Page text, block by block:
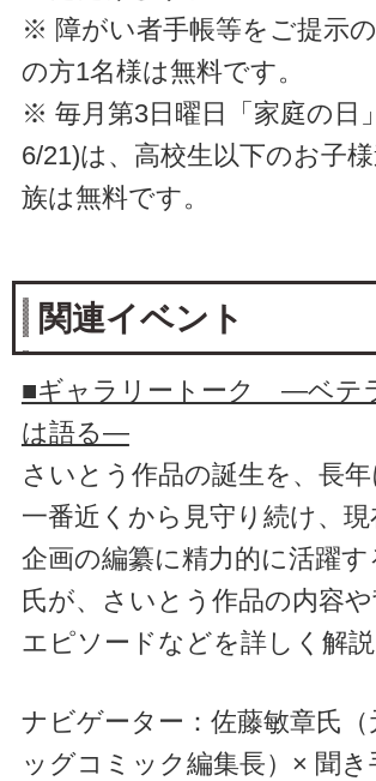
※ 障がい者手帳等をご提示
の方1名様は無料です。
※ 毎月第3日曜日「家庭の日
6/21)は、高校生以下のお子
族は無料です。
関連イベント
■ギャラリートーク ―ベテ
は語る―
さいとう作品の誕生を、長
一番近くから見守り続け、
企画の編纂に精力的に活躍す
氏が、さいとう作品の内容
エピソードなどを詳しく解説
ナビゲーター：佐藤敏章氏（
ッグコミック編集長）× 聞き